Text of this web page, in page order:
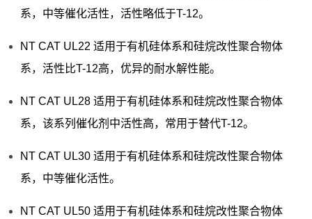
系，中等催化活性，活性略低于T-12。
NT CAT UL22 适用于有机硅体系和硅烷改性聚合物体
系，活性比T-12高，优异的耐水解性能。
NT CAT UL28 适用于有机硅体系和硅烷改性聚合物体
系，该系列催化剂中活性高，常用于替代T-12。
NT CAT UL30 适用于有机硅体系和硅烷改性聚合物体
系，中等催化活性。
NT CAT UL50 适用于有机硅体系和硅烷改性聚合物体